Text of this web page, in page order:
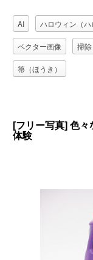
AI ハロウィン（ハ
ベクター画像 掃除
箒（ほうき）
[フリー写真] 色
体験